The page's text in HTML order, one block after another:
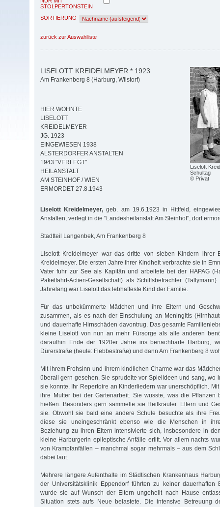
STOLPERTONSTEIN
SORTIERUNG
zurück zur Auswahlliste
Liselott
Schultag
© Privat
LISELOTT KREIDELMEYER * 1923
Am Frankenberg 8 (Harburg, Wilstorf)
HIER WOHNTE
LISELOTT
KREIDELMEYER
JG. 1923
EINGEWIESEN 1938
ALSTERDORFER ANSTALTEN
1943 "VERLEGT"
HEILANSTALT
AM STEINHOF / WIEN
ERMORDET 27.8.1943
Liselott Kreidelmeyer, geb. am 19.6.1923 in Hittfeld,
Anstalten, verlegt in die "Landesheilanstalt Am Steinhof", dort
Stadtteil Langenbek, Am Frankenberg 8
Liselott Kreidelmeyer war das dritte von sieben Kindern ihrer
Kreidelmeyer. Die ersten Jahre ihrer Kindheit verbrachte sie in
Vater fuhr zur See als Kapitän und arbeitete bei der HAPAG
Paketfahrt-Actien-Gesellschaft) als Schiffsbefrachter
Jahrelang war Liselott das lebhafteste Kind der Familie.
Für das unbekümmerte Mädchen und ihre Eltern und
zusammen, als es nach der Einschulung an Meningitis
und dauerhafte Hirnschäden davontrug. Das gesamte
kleine Liselott von nun an mehr Fürsorge als alle anderen
daraufhin Ende der 1920er Jahre ins benachbarte Harburg,
Dürerstraße (heute: Flebbestraße) und dann Am Frankenberg 8
Mit ihrem Frohsinn und ihrem kindlichen Charme war das
überall gern gesehen. Sie sprudelte vor Spielideen und sang, wo
sie konnte. Ihr Repertoire an Kinderliedern war unerschöpflich.
ihre Mutter bei der Gartenarbeit. Sie wusste, was die Pflanzen
hießen. Besonders gern sammelte sie Heilkräuter. Eltern und
sie. Obwohl sie bald eine andere Schule besuchte als ihre
diese sie uneingeschränkt ebenso wie die Menschen in
Beziehung zu ihren Eltern intensivierte sich, insbesondere in
kleine Harburgerin epileptische Anfälle erlitt. Vor allem nachts
von Krampfanfällen – manchmal sogar mehrmals – aus dem
dabei laut.
Mehrere längere Aufenthalte im Städtischen Krankenhaus
der Universitätsklinik Eppendorf führten zu keiner dauerhaften
wurde sie auf Wunsch der Eltern ungeheilt nach Hause
Situation stets aufs Neue belastete. Die intensive Betreuung